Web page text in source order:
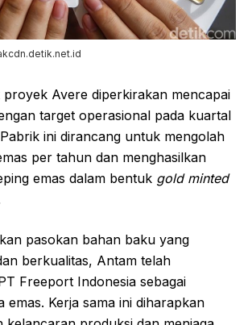
Avere diperkirakan mencapai
target operasional pada kuartal
ini dirancang untuk mengolah
per tahun dan menghasilkan
emas dalam bentuk gold minted
pasokan bahan baku yang
berkualitas, Antam telah
Freeport Indonesia sebagai
emas. Kerja sama ini diharapkan